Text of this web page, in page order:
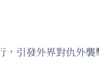
引發外界對仇外